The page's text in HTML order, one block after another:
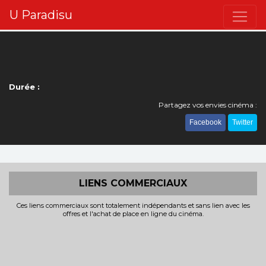
U Paradisu
Durée :
Partagez vos envies cinéma :
Facebook Twitter
LIENS COMMERCIAUX
Ces liens commerciaux sont totalement indépendants et sans lien avec les
offres et l'achat de place en ligne du cinéma.